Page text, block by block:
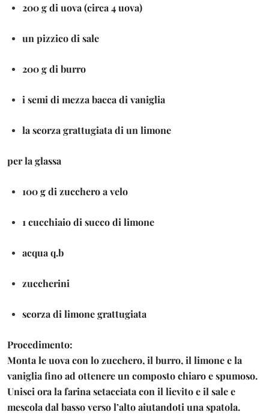
200 g di uova (circa 4 uova)
un pizzico di sale
200 g di burro
i semi di mezza bacca di vaniglia
la scorza grattugiata di un limone
per la glassa
100 g di zucchero a velo
1 cucchiaio di succo di limone
acqua q.b
zuccherini
scorza di limone grattugiata
Procedimento:
Monta le uova con lo zucchero, il burro, il limone e la
vaniglia fino ad ottenere un composto chiaro e spumoso.
Unisci ora la farina setacciata con il lievito e il sale e
mescola dal basso verso l’alto aiutandoti una spatola.